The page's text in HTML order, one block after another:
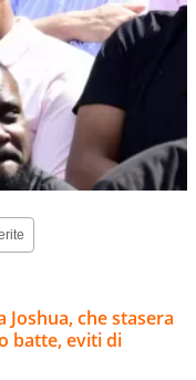
Joshua, che stasera
batte, eviti di